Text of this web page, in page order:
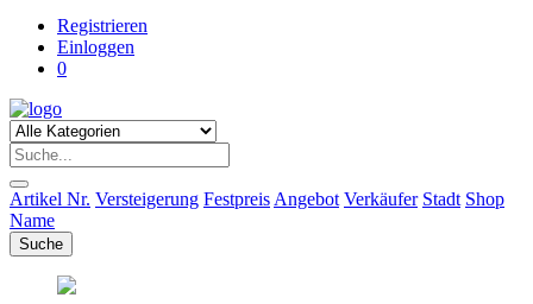
Registrieren
Einloggen
0
Artikel Nr. Versteigerung Festpreis Angebot Verkäufer Stadt Shop
Name